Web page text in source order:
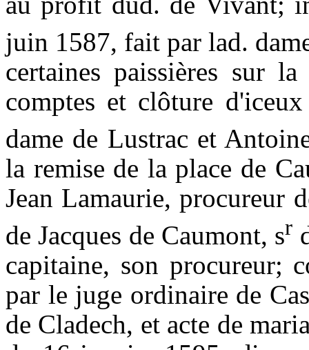
juin 1587, fait par lad.
certainespaissières sur la
comptes et clôture
dame de Lustrac et
la remise de la place de
Jean Lamaurie, procureur
de Jacques de Caumont, sr
capitaine, son procureur;
par le juge ordinaire de
de Cladech, et acte de